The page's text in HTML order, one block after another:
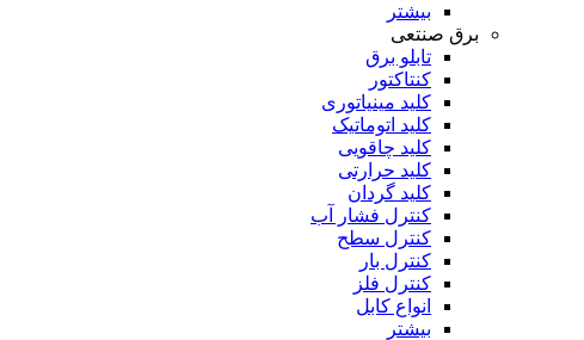
بیشتر
برق صنتعی
تابلو برق
کنتاکتور
کلید مینیاتوری
کلید اتوماتیک
کلید چاقویی
کلید حرارتی
کلید گردان
کنترل فشار آب
کنترل سطح
کنترل بار
کنترل فلز
انواع کابل
بیشتر